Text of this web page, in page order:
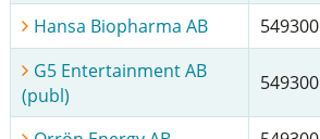
Hansa Biopharma AB
G5 Entertainment AB
(publ)